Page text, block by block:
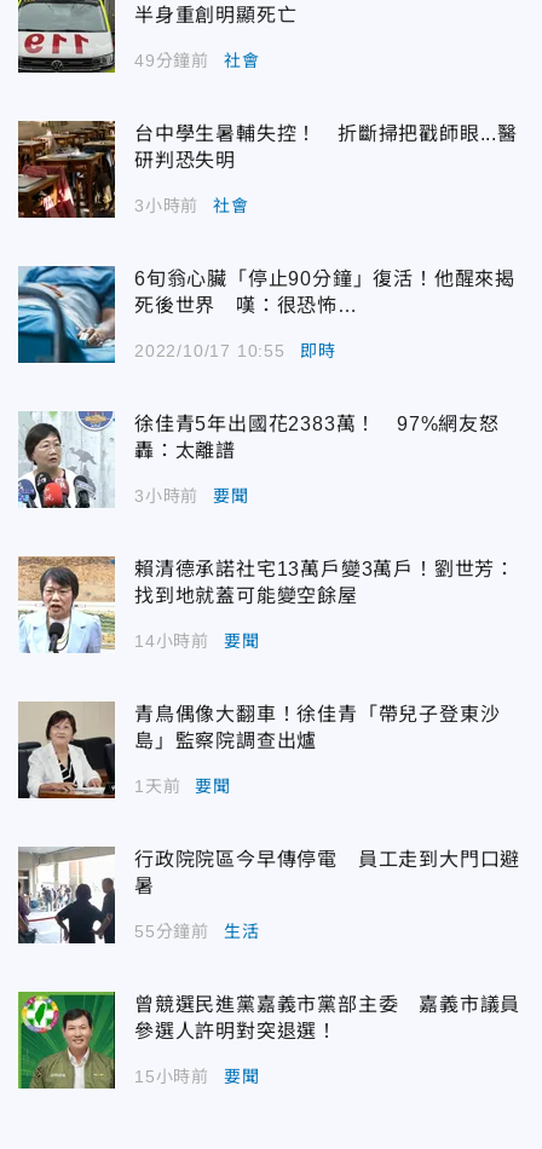
半身重創明顯死亡
49分鐘前 社會
台中學生暑輔失控！ 折斷掃把戳師眼...醫
研判恐失明
3小時前 社會
6旬翁心臟「停止90分鐘」復活！他醒來揭
死後世界 嘆：很恐怖…
2022/10/17 10:55 即時
徐佳青5年出國花2383萬！ 97%網友怒
轟：太離譜
3小時前 要聞
賴清德承諾社宅13萬戶變3萬戶！劉世芳：
找到地就蓋可能變空餘屋
14小時前 要聞
青鳥偶像大翻車！徐佳青「帶兒子登東沙
島」監察院調查出爐
1天前 要聞
行政院院區今早傳停電 員工走到大門口避
暑
55分鐘前 生活
曾競選民進黨嘉義市黨部主委 嘉義市議員
參選人許明對突退選！
15小時前 要聞